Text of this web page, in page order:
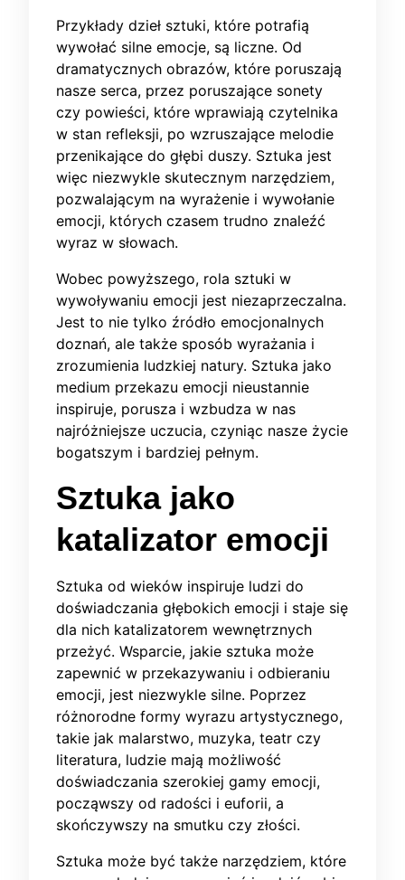
Przykłady dzieł sztuki, które potrafią
wywołać silne emocje, są liczne. Od
dramatycznych obrazów, które poruszają
nasze serca, przez poruszające sonety
czy powieści, które wprawiają czytelnika
w stan refleksji, po wzruszające melodie
przenikające do głębi duszy. Sztuka jest
więc niezwykle skutecznym narzędziem,
pozwalającym na wyrażenie i wywołanie
emocji, których czasem trudno znaleźć
wyraz w słowach.
Wobec powyższego, rola sztuki w
wywoływaniu emocji jest niezaprzeczalna.
Jest to nie tylko źródło emocjonalnych
doznań, ale także sposób wyrażania i
zrozumienia ludzkiej natury. Sztuka jako
medium przekazu emocji nieustannie
inspiruje, porusza i wzbudza w nas
najróżniejsze uczucia, czyniąc nasze życie
bogatszym i bardziej pełnym.
Sztuka jako
katalizator emocji
Sztuka od wieków inspiruje ludzi do
doświadczania głębokich emocji i staje się
dla nich katalizatorem wewnętrznych
przeżyć. Wsparcie, jakie sztuka może
zapewnić w przekazywaniu i odbieraniu
emocji, jest niezwykle silne. Poprzez
różnorodne formy wyrazu artystycznego,
takie jak malarstwo, muzyka, teatr czy
literatura, ludzie mają możliwość
doświadczania szerokiej gamy emocji,
począwszy od radości i euforii, a
skończywszy na smutku czy złości.
Sztuka może być także narzędziem, które